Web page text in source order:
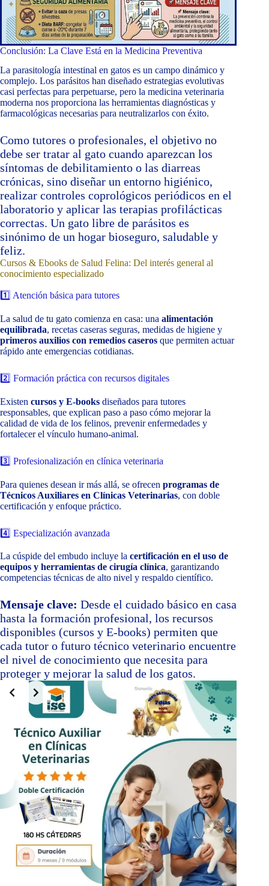
Conclusión: La Clave Está en la Medicina Preventiva
La parasitología intestinal en gatos es un campo dinámico y
complejo. Los parásitos han diseñado estrategias evolutivas
casi perfectas para perpetuarse, pero la medicina veterinaria
moderna nos proporciona las herramientas diagnósticas y
farmacológicas necesarias para neutralizarlos con éxito.
Como tutores o profesionales, el objetivo no
debe ser tratar al gato cuando aparezcan los
síntomas de debilitamiento o las diarreas
crónicas, sino diseñar un entorno higiénico,
realizar controles coprológicos periódicos en el
laboratorio y aplicar las terapias profilácticas
correctas. Un gato libre de parásitos es
sinónimo de un hogar bioseguro, saludable y
feliz.
Cursos & Ebooks de Salud Felina: Del interés general al
conocimiento especializado
1️⃣ Atención básica para tutores
La salud de tu gato comienza en casa: una alimentación
equilibrada, recetas caseras seguras, medidas de higiene y
primeros auxilios con remedios caseros que permiten actuar
rápido ante emergencias cotidianas.
2️⃣ Formación práctica con recursos digitales
Existen cursos y E‑books diseñados para tutores
responsables, que explican paso a paso cómo mejorar la
calidad de vida de los felinos, prevenir enfermedades y
fortalecer el vínculo humano‑animal.
3️⃣ Profesionalización en clínica veterinaria
Para quienes desean ir más allá, se ofrecen programas de
Técnicos Auxiliares en Clínicas Veterinarias, con doble
certificación y enfoque práctico.
4️⃣ Especialización avanzada
La cúspide del embudo incluye la certificación en el uso de
equipos y herramientas de cirugía clínica, garantizando
competencias técnicas de alto nivel y respaldo científico.
Mensaje clave: Desde el cuidado básico en casa
hasta la formación profesional, los recursos
disponibles (cursos y E‑books) permiten que
cada tutor o futuro técnico veterinario encuentre
el nivel de conocimiento que necesita para
proteger y mejorar la salud de los gatos.
Slide 2 of 8